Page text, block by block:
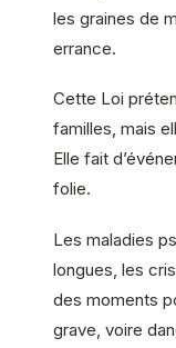
les graines de
errance.
Cette Loi
familles, mais
Elle fait
folie.
Les maladies
longues, les
des moments
grave, voire